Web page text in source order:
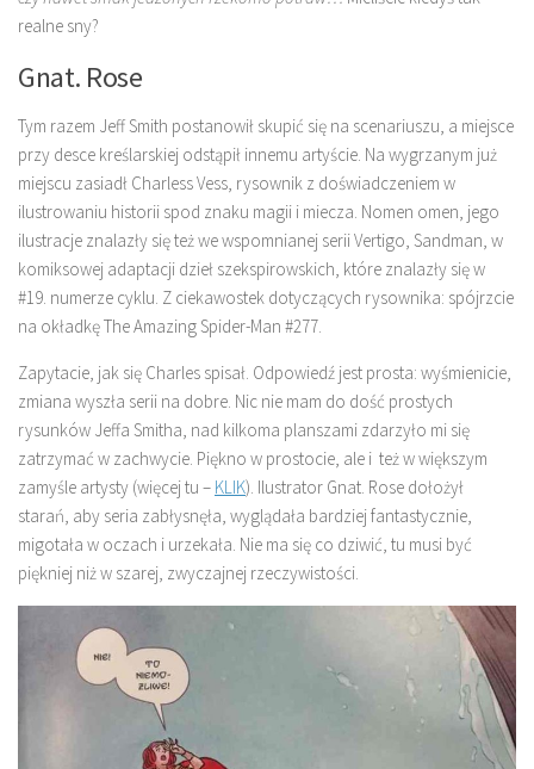
realne sny?
Gnat. Rose
Tym razem Jeff Smith postanowił skupić się na scenariuszu, a miejsce
przy desce kreślarskiej odstąpił innemu artyście. Na wygrzanym już
miejscu zasiadł Charless Vess, rysownik z doświadczeniem w
ilustrowaniu historii spod znaku magii i miecza. Nomen omen, jego
ilustracje znalazły się też we wspomnianej serii Vertigo, Sandman, w
komiksowej adaptacji dzieł szekspirowskich, które znalazły się w
#19. numerze cyklu. Z ciekawostek dotyczących rysownika: spójrzcie
na okładkę The Amazing Spider-Man #277.
Zapytacie, jak się Charles spisał. Odpowiedź jest prosta: wyśmienicie,
zmiana wyszła serii na dobre. Nic nie mam do dość prostych
rysunków Jeffa Smitha, nad kilkoma planszami zdarzyło mi się
zatrzymać w zachwycie. Piękno w prostocie, ale i też w większym
zamyśle artysty (więcej tu – KLIK). Ilustrator Gnat. Rose dołożył
starań, aby seria zabłysnęła, wyglądała bardziej fantastycznie,
migotała w oczach i urzekała. Nie ma się co dziwić, tu musi być
piękniej niż w szarej, zwyczajnej rzeczywistości.